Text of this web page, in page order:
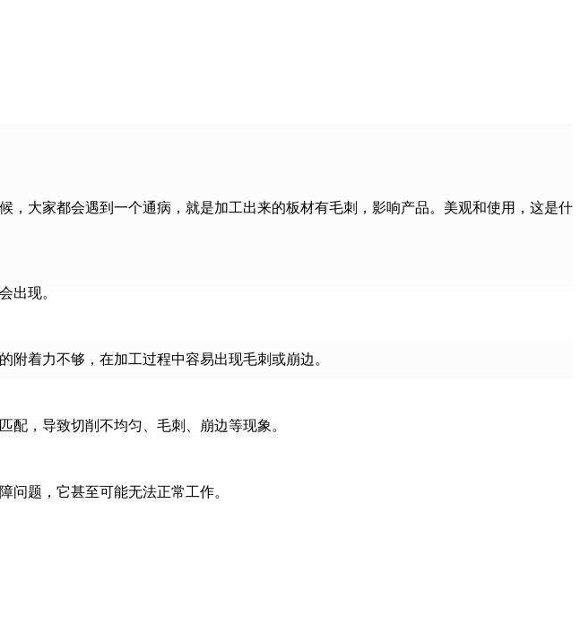
大家都会遇到一个通病，就是加工出来的板材有毛刺，影响产品。美观和使用，这是什
出现。
着力不够，在加工过程中容易出现毛刺或崩边。
，导致切削不均匀、毛刺、崩边等现象。
问题，它甚至可能无法正常工作。